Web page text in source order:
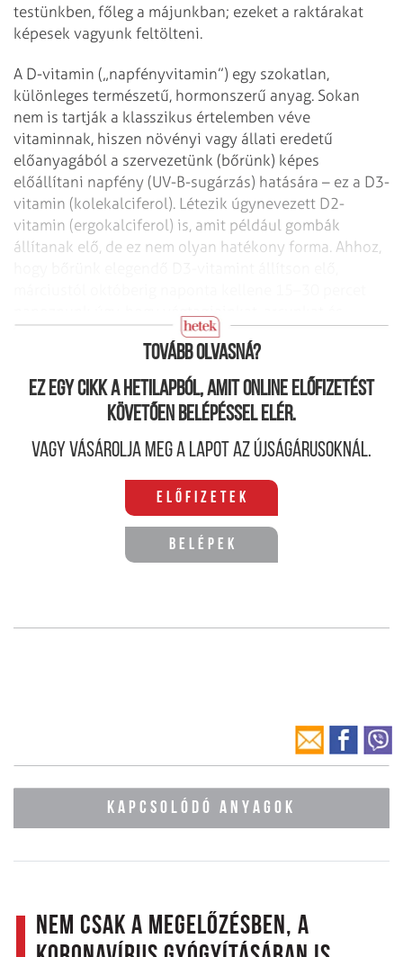
testünkben, főleg a májunkban; ezeket a raktárakat
képesek vagyunk feltölteni.
A D-vitamin („napfényvitamin”) egy szokatlan,
különleges természetű, hormonszerű anyag. Sokan
nem is tartják a klasszikus értelemben véve
vitaminnak, hiszen növényi vagy állati eredetű
előanyagából a szervezetünk (bőrünk) képes
előállítani napfény (UV-B-sugárzás) hatására – ez a D3-
vitamin (kolekalciferol). Létezik úgynevezett D2-
vitamin (ergokalciferol) is, amit például gombák
állítanak elő, de ez nem olyan hatékony forma. Ahhoz,
vállunkat is érje a nap, 10 és 16 óra között.
Tovább olvasná?
Ez egy cikk a hetilapból, amit online előfizetést
követően belépéssel elér.
Vagy vásárolja meg a lapot az újságárusoknál.
Előfizetek
Belépek
KAPCSOLÓDÓ ANYAGOK
Nem csak a megelőzésben, a